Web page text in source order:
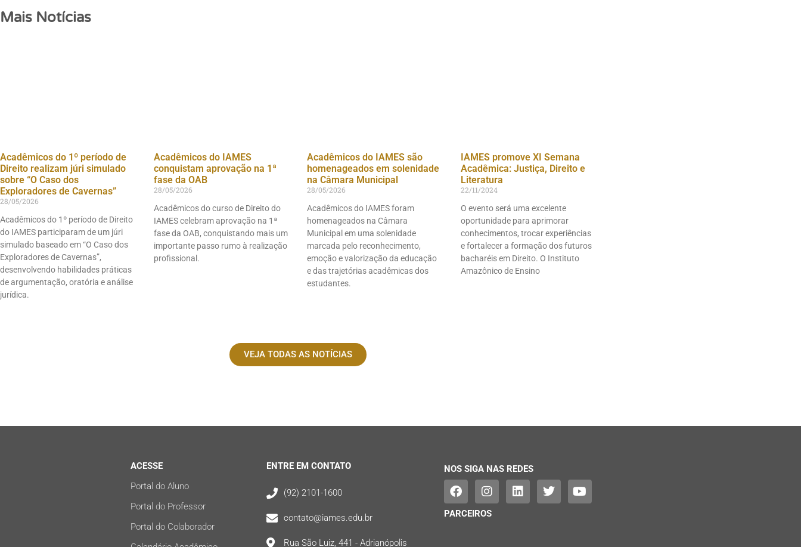
Mais Notícias
Acadêmicos do 1º período de
Direito realizam júri simulado
sobre “O Caso dos
Exploradores de Cavernas”
28/05/2026
Acadêmicos do 1º período de Direito
do IAMES participaram de um júri
simulado baseado em “O Caso dos
Exploradores de Cavernas”,
desenvolvendo habilidades práticas
de argumentação, oratória e análise
jurídica.
Acadêmicos do IAMES
conquistam aprovação na 1ª
fase da OAB
28/05/2026
Acadêmicos do curso de Direito do
IAMES celebram aprovação na 1ª
fase da OAB, conquistando mais um
importante passo rumo à realização
profissional.
Acadêmicos do IAMES são
homenageados em solenidade
na Câmara Municipal
28/05/2026
Acadêmicos do IAMES foram
homenageados na Câmara
Municipal em uma solenidade
marcada pelo reconhecimento,
emoção e valorização da educação
e das trajetórias acadêmicas dos
estudantes.
IAMES promove XI Semana
Acadêmica: Justiça, Direito e
Literatura
22/11/2024
O evento será uma excelente
oportunidade para aprimorar
conhecimentos, trocar experiências
e fortalecer a formação dos futuros
bacharéis em Direito. O Instituto
Amazônico de Ensino
VEJA TODAS AS NOTÍCIAS
ACESSE
Portal do Aluno
Portal do Professor
Portal do Colaborador
ENTRE EM CONTATO
(92) 2101-1600
contato@iames.edu.br
Rua São Luiz, 441 - Adrianópolis
NOS SIGA NAS REDES
PARCEIROS